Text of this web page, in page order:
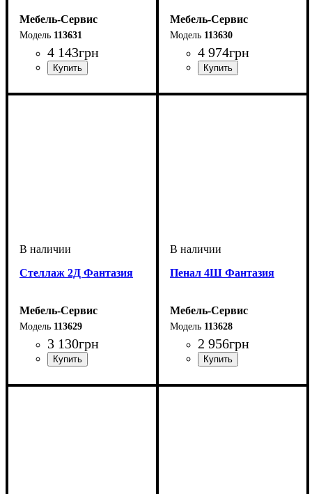
Мебель-Сервис
113631
4 143грн
Мебель-Сервис
113630
4 974грн
Cтеллаж 2Д Фантазия
Мебель-Сервис
113629
3 130грн
Пенал 4Ш Фантазия
Мебель-Сервис
113628
2 956грн